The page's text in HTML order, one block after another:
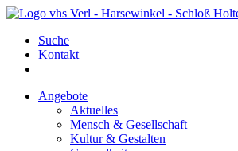
Suche
Kontakt
Angebote
Aktuelles
Mensch & Gesellschaft
Kultur & Gestalten